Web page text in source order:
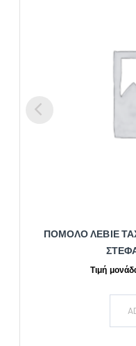
ΠΌΜΟΛΟ ΛΕΒΙΈ